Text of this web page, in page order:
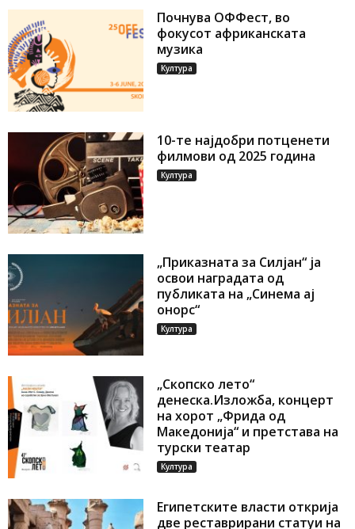
Почнува ОФФест, во
фокусот африканската
музика
Култура
10-те најдобри потценети
филмови од 2025 година
Култура
„Приказната за Силјан“ ја
освои наградата од
публиката на „Синема ај
онорс“
Култура
„Скопско лето“
денеска.Изложба, концерт
на хорот „Фрида од
Македонија“ и претстава на
турски театар
Култура
Египетските власти открија
две реставрирани статуи на